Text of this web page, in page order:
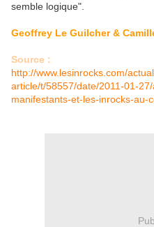
semble logique".
Geoffrey Le Guilcher &
Source :
http://www.lesinrocks.com/
article/t/58557/date/2011-01-
manifestants-et-les-inrocks-au-